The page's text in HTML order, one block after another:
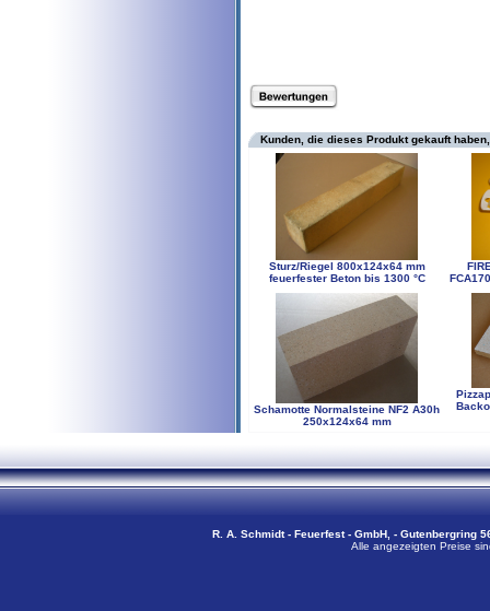
Kunden, die dieses Produkt gekauft
Sturz/Riegel 800x124x64 mm
feuerfester Beton bis 1300 °C
Schamotte Normalsteine NF2 A30h
250x124x64 mm
R. A. Schmidt - Feuerfest - GmbH, - Gutenbergring
Alle angezeigten Preise